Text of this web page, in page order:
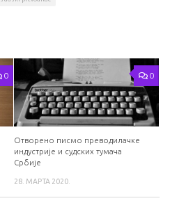
0 0
Отворено писмо преводилачке
индустрије и судских тумача
Србије
28. МАРТА 2020.